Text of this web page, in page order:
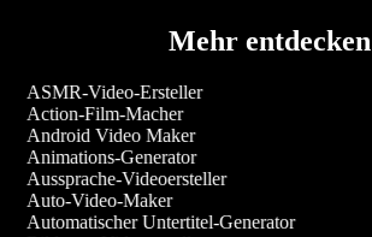
Mehr entdecken
ASMR-Video-Ersteller
Action-Film-Macher
Android Video Maker
Animations-Generator
Aussprache-Videoersteller
Auto-Video-Maker
Automatischer Untertitel-Generator